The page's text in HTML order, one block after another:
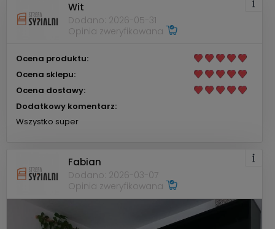
Wit
Dodano: 2026-05-31
Opinia zweryfikowana
Ocena produktu:
Ocena sklepu:
Ocena dostawy:
Dodatkowy komentarz:
Wszystko super
Fabian
Dodano: 2026-03-07
Opinia zweryfikowana